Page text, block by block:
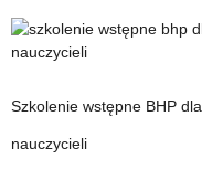
Szkolenie wstępne BHP dla
nauczycieli